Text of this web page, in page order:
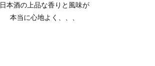
日本酒の上品な香りと風味が
本当に心地よく、、、